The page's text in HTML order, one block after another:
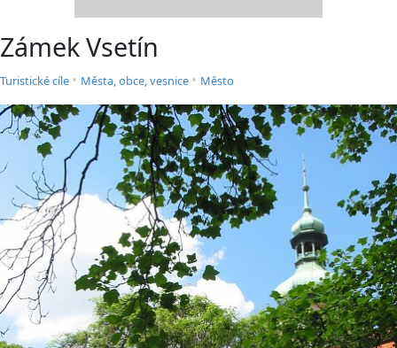
Zámek Vsetín
Turistické cíle • Města, obce, vesnice • Město